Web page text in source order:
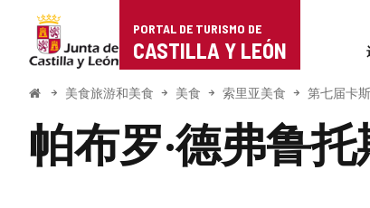
Portal
de
Turismo
de
Castilla
PORTAL DE TURISMO DE
CASTILLA Y LEÓN
开
美食旅游和美食 美食 索里亚美食 第七届卡
帕布罗·德弗鲁